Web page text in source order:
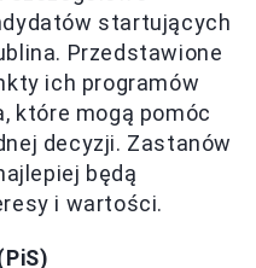
startujących
Przedstawione
ich programów
które mogą pomóc
decyzji. Zastanów
będą
i wartości.